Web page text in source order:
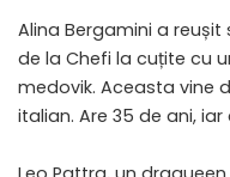
Alina Bergamini a
de la Chefi la cuțite cu
medovik. Aceasta vine
italian. Are 35 de ani,